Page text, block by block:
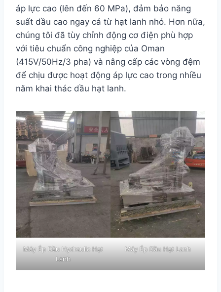
áp lực cao (lên đến 60 MPa), đảm bảo năng
suất dầu cao ngay cả từ hạt lanh nhỏ. Hơn nữa,
chúng tôi đã tùy chỉnh động cơ điện phù hợp
với tiêu chuẩn công nghiệp của Oman
(415V/50Hz/3 pha) và nâng cấp các vòng đệm
để chịu được hoạt động áp lực cao trong nhiều
năm khai thác dầu hạt lanh.
Máy Ép Dầu Hydraulic Hạt
Lanh
Máy Ép Dầu Hạt Lanh